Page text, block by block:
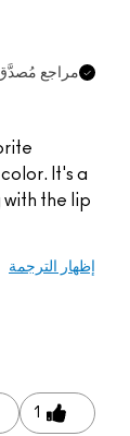
مراجع مُصدَّق
favorite
color. It's
with the
الترجمة